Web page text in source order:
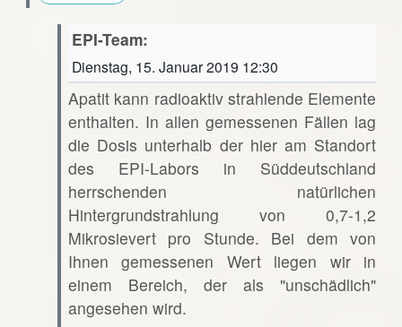
EPI-Team:
Dienstag, 15. Januar 2019 12:30
Apatit kann radioaktiv strahlende Elemente
enthalten. In allen gemessenen Fällen lag
die Dosis unterhalb der hier am Standort
des EPI-Labors in Süddeutschland
herrschenden natürlichen
Hintergrundstrahlung von 0,7-1,2
Mikrosievert pro Stunde. Bei dem von
Ihnen gemessenen Wert liegen wir in
einem Bereich, der als "unschädlich"
angesehen wird.